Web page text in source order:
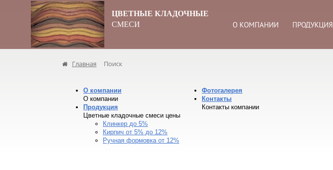
ЦВЕТНЫЕ КЛАДОЧНЫЕ
СМЕСИ
О КОМПАНИИ ПРОДУКЦИЯ
Главная Поиск
О компании
О компании
Продукция
Цветные кладочные смеси цены
Клинкер до 5%
Кирпич от 5% до 12%
Ручная формовка от 12%
Фотогалерея
Контакты
Контакты компании